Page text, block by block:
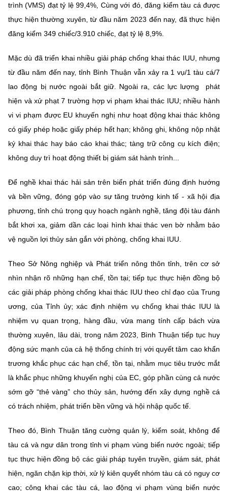
trình (VMS) đạt tỷ lệ 99,4%, Cùng với đó, đăng kiểm tàu cá được
thực hiện thường xuyên, từ đầu năm 2023 đến nay, đã thực hiện
đăng kiểm 349 chiếc/3.910 chiếc, đạt tỷ lệ 8,9%.
Mặc dù đã triển khai nhiều giải pháp chống khai thác IUU, nhưng
từ đầu năm đến nay, tỉnh Bình Thuận vẫn xảy ra 1 vụ/1 tàu cá/7
lao động bị nước ngoài bắt giữ. Ngoài ra, các lực lượng phát
hiện và xử phạt 7 trường hợp vi phạm khai thác IUU; nhiều hành
vi vi phạm được EU khuyến nghị như hoạt động khai thác không
có giấy phép hoặc giấy phép hết hạn; không ghi, không nộp nhật
ký khai thác hay báo cáo khai thác; tàng trữ công cụ kích điện;
không duy trì hoạt động thiết bị giám sát hành trình...
Để nghề khai thác hải sản trên biển phát triển đúng định hướng
và bền vững, đóng góp vào sự tăng trưởng kinh tế - xã hội địa
phương, tỉnh chú trọng quy hoạch ngành nghề, tăng đội tàu đánh
bắt khơi xa, giảm dần các loại hình khai thác ven bờ nhằm bảo
vệ nguồn lợi thủy sản gắn với phòng, chống khai IUU.
Theo Sở Nông nghiệp và Phát triển nông thôn tỉnh, trên cơ sở
nhìn nhận rõ những hạn chế, tồn tại; tiếp tục thực hiện đồng bộ
các giải pháp phòng chống khai thác IUU theo chỉ đạo của Trung
ương, của Tỉnh ủy; xác định nhiệm vụ chống khai thác IUU là
nhiệm vụ quan trọng, hàng đầu, vừa mang tính cấp bách vừa
thường xuyên, lâu dài, trong năm 2023, Bình Thuận tiếp tục huy
động sức mạnh của cả hệ thống chính trị với quyết tâm cao khẩn
trương khắc phục các hạn chế, tồn tại, nhằm mục tiêu trước mắt
là khắc phục những khuyến nghị của EC, góp phần cùng cả nước
sớm gỡ “thẻ vàng” cho thủy sản, hướng đến xây dựng nghề cá
có trách nhiệm, phát triển bền vững và hội nhập quốc tế.
Theo đó, Bình Thuận tăng cường quản lý, kiểm soát, không để
tàu cá và ngư dân trong tỉnh vi phạm vùng biển nước ngoài; tiếp
tục thực hiện đồng bộ các giải pháp tuyên truyền, giám sát, phát
hiện, ngăn chặn kịp thời, xử lý kiên quyết nhóm tàu cá có nguy cơ
cao; công khai các tàu cá, lao động vi phạm vùng biển nước